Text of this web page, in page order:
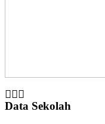
Data Sekolah